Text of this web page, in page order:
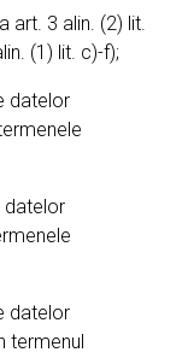
art. 3 alin. (2) lit.
(1) lit. c)-f);
datelor
datelor
datelor
termenul